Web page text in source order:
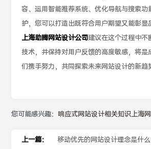
容、运用智能推荐系统、优化导航与搜索功
护，您可以打造出既符合用户期望又能彰显
上海助腾网站设计公司建议在这个过程中不
技术，并保持对用户反馈的高度敏感，将是
们携手努力，共同探索未来网站设计的新趋
您可能感兴趣： 响应式网站设计相关知识上海
上一篇： 移动优先的网站设计理念是什么